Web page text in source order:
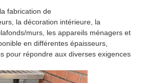
fabrication de
la décoration intérieure, la
murs, les appareils ménagers et
en différentes épaisseurs,
pour répondre aux diverses exigences